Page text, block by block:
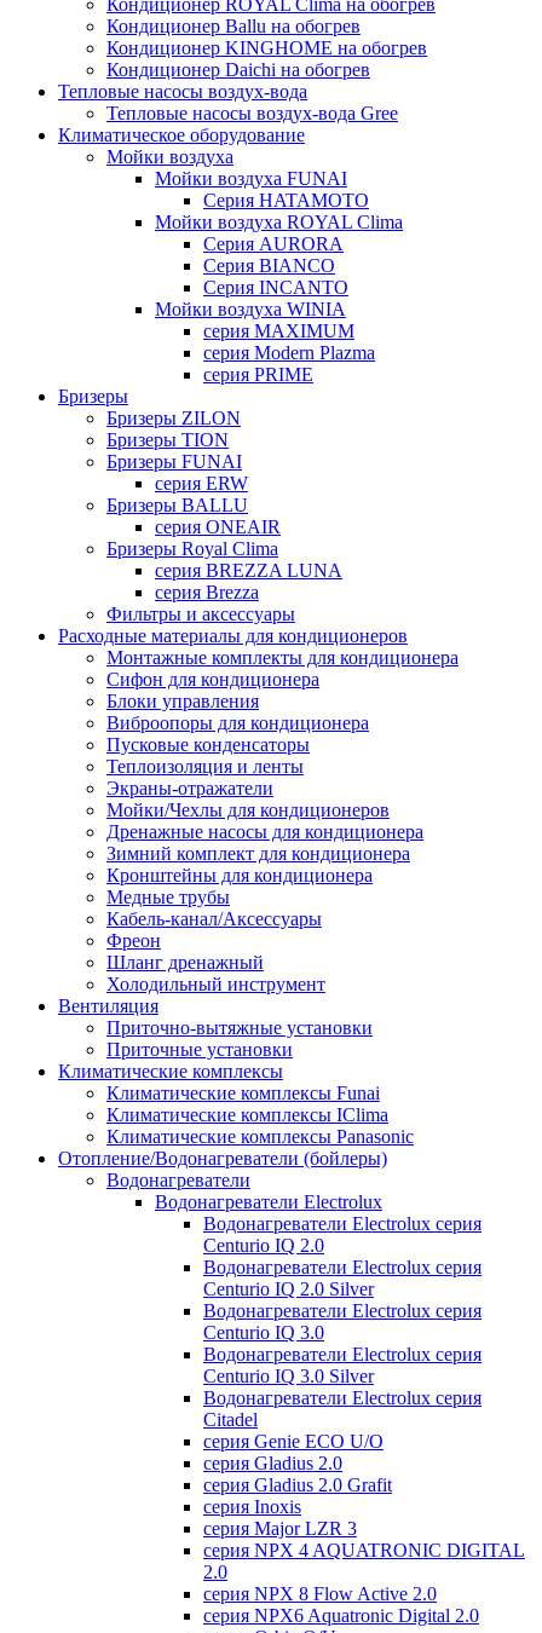
Кондиционер ROYAL Clima на обогрев
Кондиционер Ballu на обогрев
Кондиционер KINGHOME на обогрев
Кондиционер Daichi на обогрев
Тепловые насосы воздух-вода
Тепловые насосы воздух-вода Gree
Климатическое оборудование
Мойки воздуха
Мойки воздуха FUNAI
Серия HATAMOTO
Мойки воздуха ROYAL Clima
Серия AURORA
Серия BIANCO
Серия INCANTO
Мойки воздуха WINIA
серия MAXIMUM
серия Modern Plazma
серия PRIME
Бризеры
Бризеры ZILON
Бризеры TION
Бризеры FUNAI
серия ERW
Бризеры BALLU
серия ONEAIR
Бризеры Royal Clima
серия BREZZA LUNA
серия Brezza
Фильтры и аксессуары
Расходные материалы для кондиционеров
Монтажные комплекты для кондиционера
Сифон для кондиционера
Блоки управления
Виброопоры для кондиционера
Пусковые конденсаторы
Теплоизоляция и ленты
Экраны-отражатели
Мойки/Чехлы для кондиционеров
Дренажные насосы для кондиционера
Зимний комплект для кондиционера
Кронштейны для кондиционера
Медные трубы
Кабель-канал/Аксессуары
Фреон
Шланг дренажный
Холодильный инструмент
Вентиляция
Приточно-вытяжные установки
Приточные установки
Климатические комплексы
Климатические комплексы Funai
Климатические комплексы IClima
Климатические комплексы Panasonic
Отопление/Водонагреватели (бойлеры)
Водонагреватели
Водонагреватели Electrolux
Водонагреватели Electrolux серия
Centurio IQ 2.0
Водонагреватели Electrolux серия
Centurio IQ 2.0 Silver
Водонагреватели Electrolux серия
Centurio IQ 3.0
Водонагреватели Electrolux серия
Centurio IQ 3.0 Silver
Водонагреватели Electrolux серия
Citadel
серия Genie ECO U/О
серия Gladius 2.0
серия Gladius 2.0 Grafit
серия Inoxis
серия Major LZR 3
серия NPX 4 AQUATRONIC DIGITAL
2.0
серия NPX 8 Flow Active 2.0
серия NPX6 Aquatronic Digital 2.0